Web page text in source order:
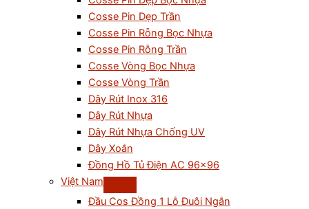
Cosse Pin Dẹp Trần
Cosse Pin Rỗng Bọc Nhựa
Cosse Pin Rỗng Trần
Cosse Vòng Bọc Nhựa
Cosse Vòng Trần
Dây Rút Inox 316
Dây Rút Nhựa
Dây Rút Nhựa Chống UV
Dây Xoắn
Đồng Hồ Tủ Điện AC 96×96
Việt Nam
Đầu Cos Đồng 1 Lỗ Đuôi Ngắn